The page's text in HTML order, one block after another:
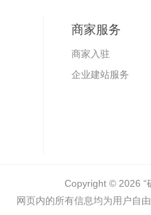
商家服务
商家入驻
企业建站服务
Copyright © 2026 “
网页内的所有信息均为用户自